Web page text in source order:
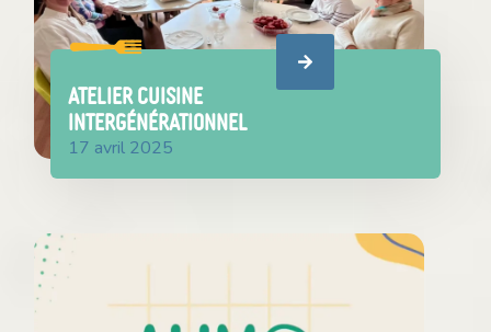
Atelier cuisine
intergénérationnel
17 avril 2025